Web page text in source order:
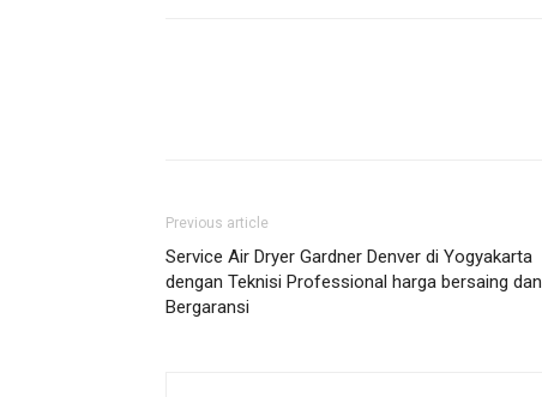
Previous article
Service Air Dryer Gardner Denver di Yogyakarta
dengan Teknisi Professional harga bersaing dan
Bergaransi